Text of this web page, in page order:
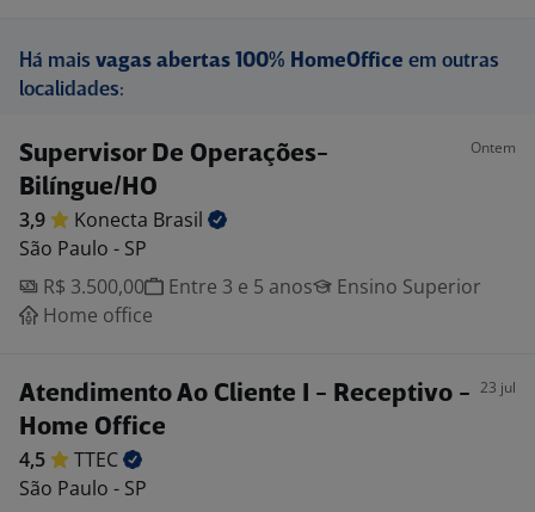
Há mais vagas abertas 100% HomeOffice em outras
localidades:
Supervisor De Operações-
Bilíngue/HO
Ontem
3,9 Konecta Brasil
São Paulo - SP
R$ 3.500,00
Entre 3 e 5 anos
Ensino Superior
Home office
Atendimento Ao Cliente I - Receptivo -
Home Office
23 jul
4,5
TTEC
São Paulo - SP